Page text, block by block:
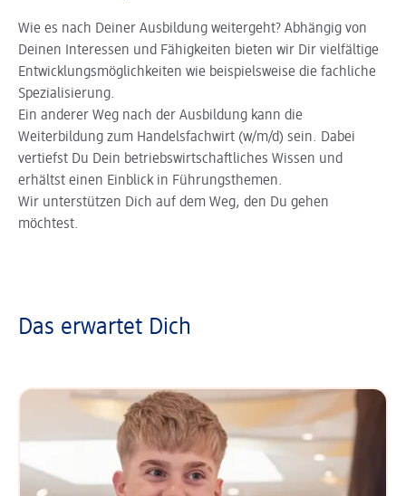
Wie es nach Deiner Ausbildung weitergeht? Abhängig von
Deinen Interessen und Fähigkeiten bieten wir Dir vielfältige
Entwicklungsmöglichkeiten wie beispielsweise die fachliche
Spezialisierung.
Ein anderer Weg nach der Ausbildung kann die
Weiterbildung zum Handelsfachwirt (w/m/d) sein. Dabei
vertiefst Du Dein betriebswirtschaftliches Wissen und
erhältst einen Einblick in Führungsthemen.
Wir unterstützen Dich auf dem Weg, den Du gehen
möchtest.
Das erwartet Dich